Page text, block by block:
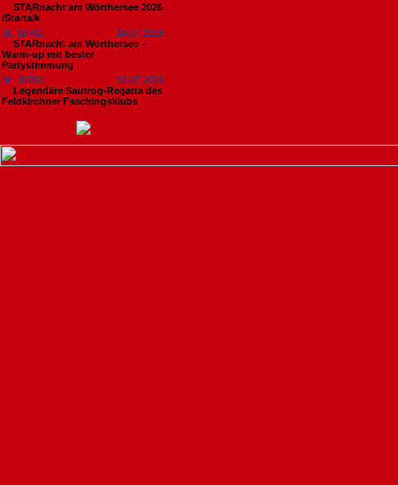
STARnacht am Wörthersee 2026
/Startalk
Nr. 18762
14.07.2026
STARnacht am Wörthersee –
Warm-up mit bester
Partystimmung
Nr. 18761
13.07.2026
Legendäre Sautrog-Regatta des
Feldkirchner Faschingsklubs